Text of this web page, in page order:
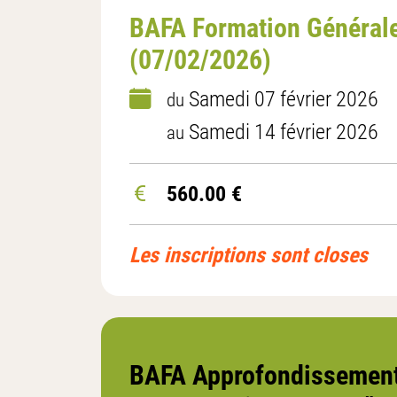
BAFA Formation
(07/02/2026)
du Samedi 07 février 2026
au Samedi 14 février 2026
560.00 €
Les inscriptions sont closes
BAFA